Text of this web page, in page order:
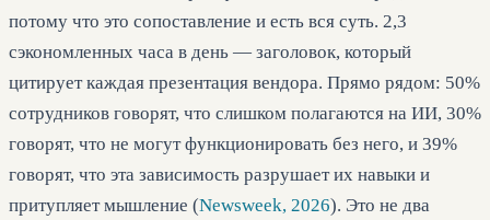
потому что это сопоставление и есть вся суть. 2,3
сэкономленных часа в день — заголовок, который
цитирует каждая презентация вендора. Прямо рядом: 50%
сотрудников говорят, что слишком полагаются на ИИ, 30%
говорят, что не могут функционировать без него, и 39%
говорят, что эта зависимость разрушает их навыки и
притупляет мышление (Newsweek, 2026). Это не два